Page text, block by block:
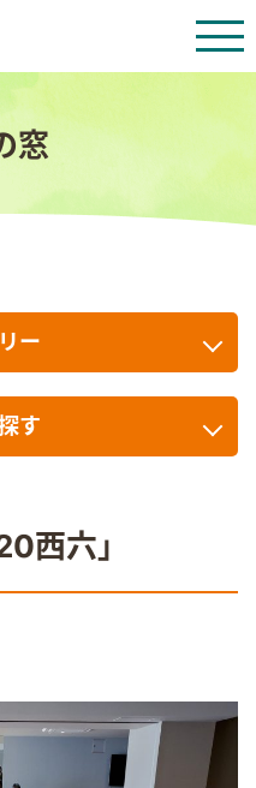
窓
西六」
ー
す